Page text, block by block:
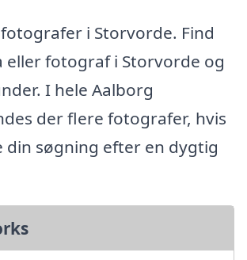
i Storvorde. Find
fotograf i Storvorde og
I hele Aalborg
der flere fotografer, hvis
din søgning efter en dygtig